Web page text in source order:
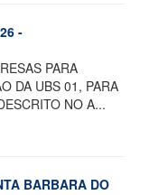
-
PARA
DA UBS 01, PARA
NO A...
BARBARA DO